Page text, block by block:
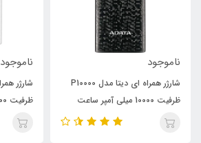
ناموجود
شارژر همراه ای دیتا مدل P10000
ظرفیت 10000 میلی آمپر ساعت
ناموجود
ظرفیت 10000 میلی آمپر ساعت